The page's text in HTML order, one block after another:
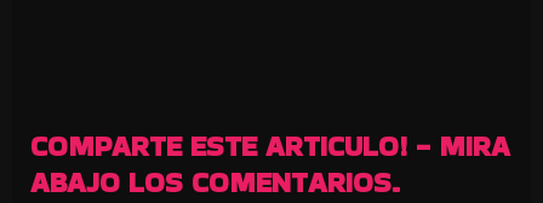
COMPARTE ESTE ARTICULO! - MIRA
ABAJO LOS COMENTARIOS.